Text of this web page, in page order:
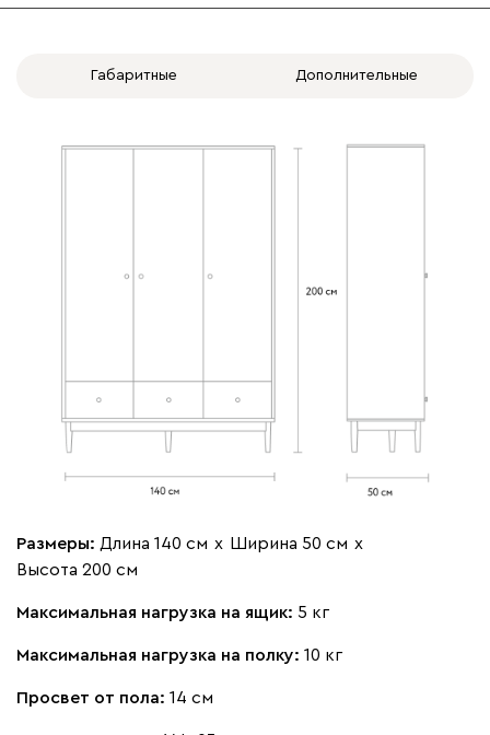
Габаритные Дополнительные
Размеры: Длина 140 см х Ширина 50 см х
Высота 200 см
Максимальная нагрузка на ящик: 5 кг
Максимальная нагрузка на полку: 10 кг
Просвет от пола: 14 см